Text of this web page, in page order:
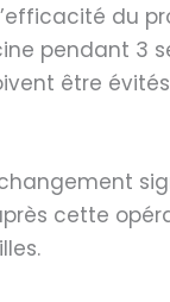
du
pendant 3
être
cette